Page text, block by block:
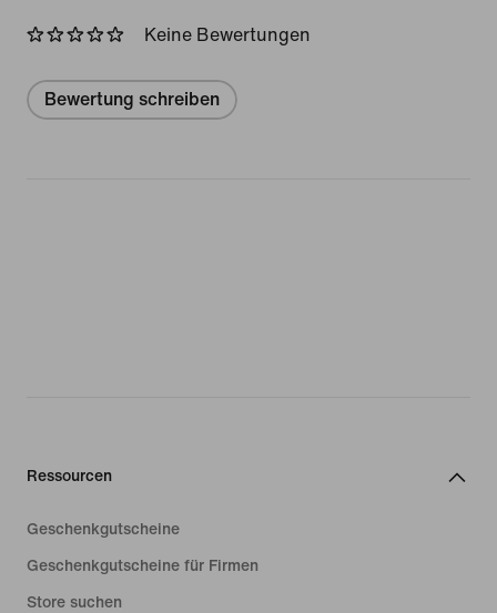
Keine Bewertungen
Bewertung schreiben
Ressourcen
Geschenkgutscheine
Geschenkgutscheine für Firmen
Store suchen